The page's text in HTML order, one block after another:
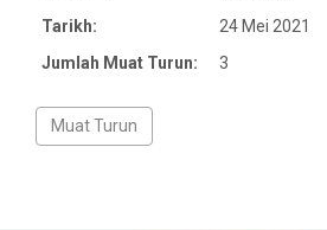
Tarikh:
24 Mei 2021
Jumlah Muat Turun:
3